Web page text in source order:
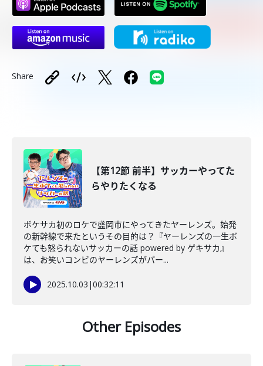
Share
【第12節 前半】サッカーやってた
らやりたくなる
ボケサカ初のロケで盛岡市にやってきたヤーレンズ。始発
の新幹線で来たというその目的は？『ヤーレンズの一生ボ
ケても怒られないサッカーの話 powered by ゲキサカ』
は、お笑いコンビのヤーレンズがパー...
2025.10.03 |00:32:11
Other Episodes